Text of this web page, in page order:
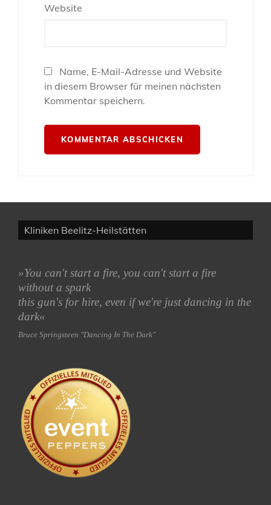
Website
Name, E-Mail-Adresse und Website
in diesem Browser für meinen nächsten
Kommentar speichern.
Kliniken Beelitz-Heilstätten
»You can't start a fire, you can't start a fire
without a spark
this gun's for hire, even if we're just dancing in the
dark«
Bruce Springsteen "Dancing In The Dark"